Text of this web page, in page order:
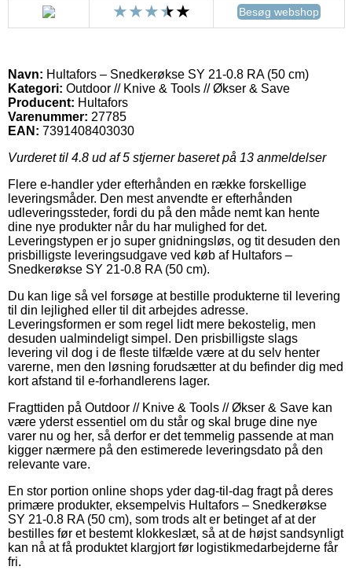
Besøg webshop
Navn: Hultafors – Snedkerøkse SY 21-0.8 RA (50 cm)
Kategori: Outdoor // Knive & Tools // Økser & Save
Producent: Hultafors
Varenummer: 27785
EAN: 7391408403030
Vurderet til 4.8 ud af 5 stjerner baseret på 13 anmeldelser
Flere e-handler yder efterhånden en række forskellige
leveringsmåder. Den mest anvendte er efterhånden
udleveringssteder, fordi du på den måde nemt kan hente
dine nye produkter når du har mulighed for det.
Leveringstypen er jo super gnidningsløs, og tit desuden den
prisbilligste leveringsudgave ved køb af Hultafors –
Snedkerøkse SY 21-0.8 RA (50 cm).
Du kan lige så vel forsøge at bestille produkterne til levering
til din lejlighed eller til dit arbejdes adresse.
Leveringsformen er som regel lidt mere bekostelig, men
desuden ualmindeligt simpel. Den prisbilligste slags
levering vil dog i de fleste tilfælde være at du selv henter
varerne, men den løsning forudsætter at du befinder dig med
kort afstand til e-forhandlerens lager.
Fragttiden på Outdoor // Knive & Tools // Økser & Save kan
være yderst essentiel om du står og skal bruge dine nye
varer nu og her, så derfor er det temmelig passende at man
kigger nærmere på den estimerede leveringsdato på den
relevante vare.
En stor portion online shops yder dag-til-dag fragt på deres
primære produkter, eksempelvis Hultafors – Snedkerøkse
SY 21-0.8 RA (50 cm), som trods alt er betinget af at der
bestilles før et bestemt klokkeslæt, så at de højst sandsynligt
kan nå at få produktet klargjort før logistikmedarbejderne får
fri.